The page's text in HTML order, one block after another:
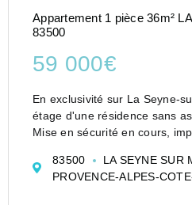
Appartement 1 pièce 36m²
83500
59 000€
En exclusivité sur La Seyne-
étage d'une résidence sans
Mise en sécurité en cours,
propriétaire actuel.
L'appartement est situé
83500 LA SEYNE SUR
PROVENCE-ALPES-